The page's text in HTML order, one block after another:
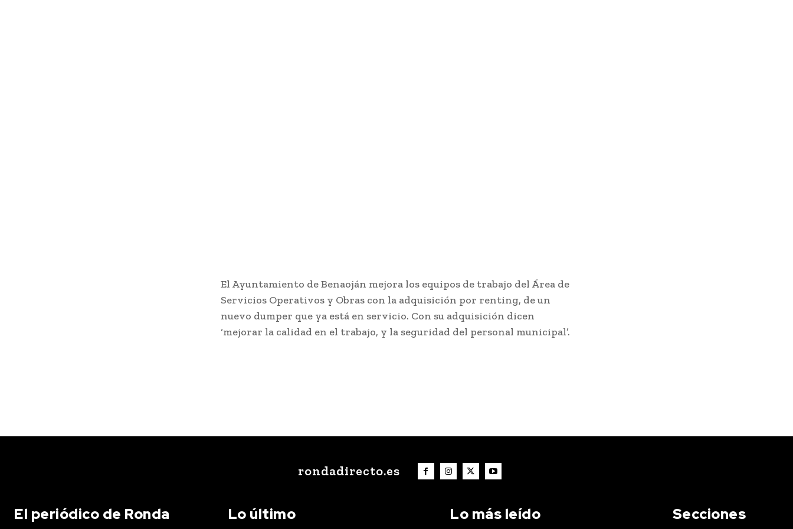
El Ayuntamiento de Benaoján mejora los equipos de trabajo del Área de
Servicios Operativos y Obras con la adquisición por renting, de un
nuevo dumper que ya está en servicio. Con su adquisición dicen
‘mejorar la calidad en el trabajo, y la seguridad del personal municipal’.
rondadirecto.es
El periódico de Ronda Lo último Lo más leído Secciones